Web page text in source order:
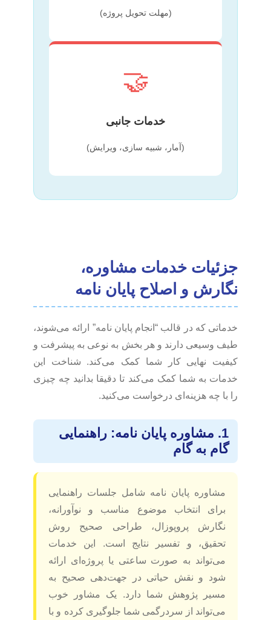
(مهلت تحویل پروژه)
🤝
خدمات جانبی
(آمار، شبیه سازی، ویرایش)
جزئیات خدمات مشاوره،
نگارش و اصلاح پایان نامه
خدماتی که در قالب “انجام پایان نامه” ارائه می‌شوند،
طیف وسیعی دارند و هر بخش به نوعی به پیشرفت و
کیفیت نهایی کار شما کمک می‌کند. شناخت این
خدمات به شما کمک می‌کند تا دقیقا بدانید چه چیزی
را با چه هزینه‌ای درخواست می‌کنید.
1. مشاوره پایان نامه: راهنمایی
گام به گام
مشاوره پایان نامه شامل جلسات راهنمایی
برای انتخاب موضوع مناسب و نوآورانه،
نگارش پروپوزال، طراحی صحیح روش
تحقیق، و تفسیر نتایج است. این خدمات
می‌تواند به صورت ساعتی یا پروژه‌ای ارائه
شود و نقش حیاتی در جهت‌دهی صحیح به
مسیر پژوهش شما دارد. یک مشاور خوب
می‌تواند از سردرگمی شما جلوگیری کرده و با